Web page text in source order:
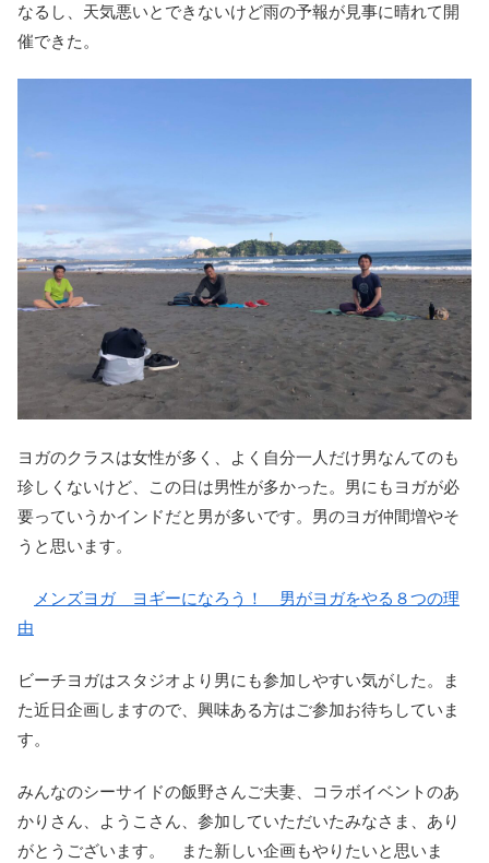
なるし、天気悪いとできないけど雨の予報が見事に晴れて開
催できた。
ヨガのクラスは女性が多く、よく自分一人だけ男なんてのも
珍しくないけど、この日は男性が多かった。男にもヨガが必
要っていうかインドだと男が多いです。男のヨガ仲間増やそ
うと思います。
メンズヨガ ヨギーになろう！ 男がヨガをやる８つの理
由
ビーチヨガはスタジオより男にも参加しやすい気がした。ま
た近日企画しますので、興味ある方はご参加お待ちしていま
す。
みんなのシーサイドの飯野さんご夫妻、コラボイベントのあ
かりさん、ようこさん、参加していただいたみなさま、あり
がとうございます。 また新しい企画もやりたいと思いま